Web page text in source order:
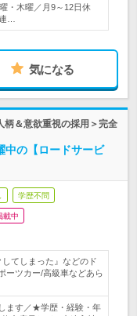
・木曜／月9～12日休
…
気になる
柄＆意欲重視の採用＞完全
中の【ロードサービ
学歴不問
載中
してしまった』などのド
ーツカー/高級車などあら
ます／★学歴・経験・年